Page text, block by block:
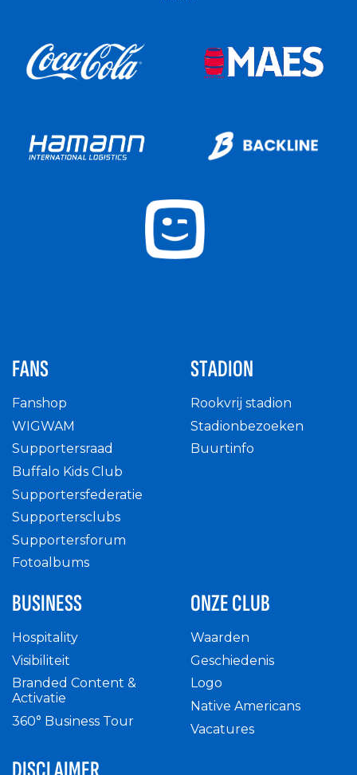
FANS
Fanshop
WIGWAM
Supportersraad
Buffalo Kids Club
Supportersfederatie
Supportersclubs
Supportersforum
Fotoalbums
STADION
Rookvrij stadion
Stadionbezoeken
Buurtinfo
BUSINESS
Hospitality
Visibiliteit
Branded Content &
Activatie
360° Business Tour
ONZE CLUB
Waarden
Geschiedenis
Logo
Native Americans
Vacatures